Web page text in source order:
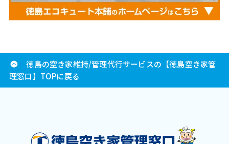
徳島の空き家維持/管理代行サービスの【徳島空き家管
理窓口】TOPに戻る